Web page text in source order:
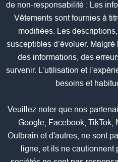
de non-responsabilité : Les
Vêtements sont fournies à
modifiées. Les
susceptibles d’évoluer.
des informations, des
survenir. L’utilisation et
besoins et
Veuillez noter que nos
Google, Facebook, TikTok,
Outbrain et d'autres, ne sont
ligne, et ils ne